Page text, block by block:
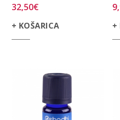
32,50€
+ KOŠARICA +